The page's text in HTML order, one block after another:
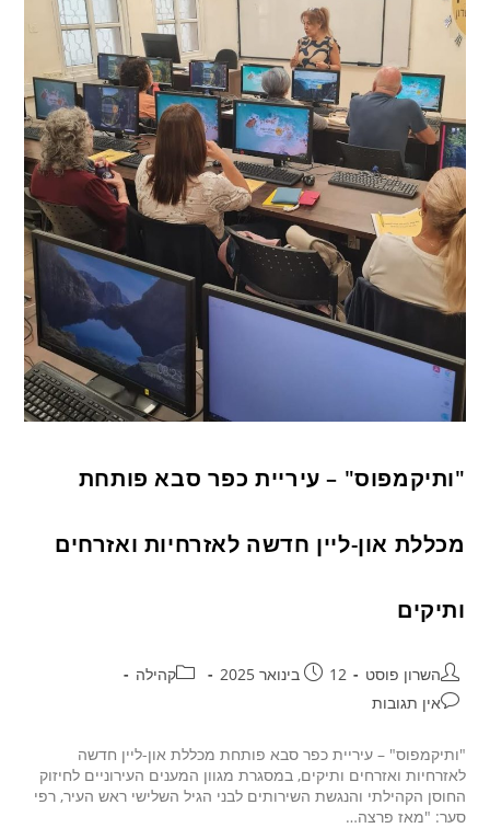
"ותיקמפוס" – עיריית כפר סבא פותחת
מכללת און-ליין חדשה לאזרחיות ואזרחים
ותיקים
השרון פוסט 12 בינואר 2025
קהילה
אין תגובות
"ותיקמפוס" – עיריית כפר סבא פותחת מכללת און-ליין חדשה
לאזרחיות ואזרחים ותיקים, במסגרת מגוון המענים העירוניים לחיזוק
החוסן הקהילתי והנגשת השירותים לבני הגיל השלישי ראש העיר, רפי
סער: "מאז פרצה…